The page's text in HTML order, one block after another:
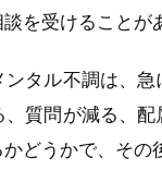
を受けることが
タル不調は、
質問が減る、
どうかで、そ